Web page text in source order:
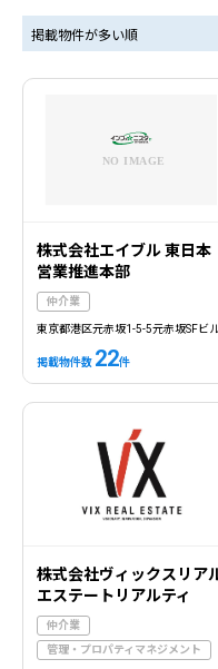
掲載物件が多い順
株式会社エイブル 東日本
営業推進本部
仲介業
東京都港区元赤坂1-5-5元赤坂SFビ
掲載物件数 22件
株式会社ヴィックスリア
エステートリアルティ
仲介業
管理・プロパティマネジメント